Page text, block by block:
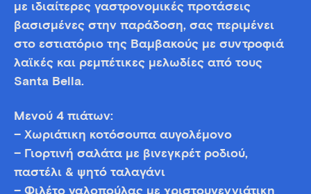
με ιδιαίτερες γαστρονομικές προτάσεις
βασισμένες στην παράδοση, σας περιμένει
στο εστιατόριο της Βαμβακούς με συντροφιά
λαϊκές και ρεμπέτικες μελωδίες από τους
Santa Bella.
Μενού 4 πιάτων:
– Χωριάτικη κοτόσουπα αυγολέμονο
– Γιορτινή σαλάτα με βινεγκρέτ ροδιού,
παστέλι & ψητό ταλαγάνι
– Φιλέτο γαλοπούλας με χριστουγεννιάτικη